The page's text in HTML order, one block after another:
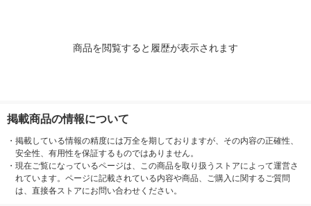
商品を閲覧すると履歴が表示されます
掲載商品の情報について
・ 掲載している情報の精度には万全を期しておりますが、その内容の正確性、
安全性、有用性を保証するものではありません。
・ 現在ご覧になっているページは、この商品を取り扱うストアによって運営さ
れています。ページに記載されている内容や商品、ご購入に関するご質問
は、直接各ストアにお問い合わせください。